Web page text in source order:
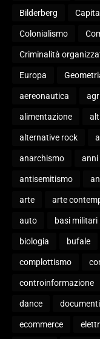
Bilderberg
Colonialismo
Criminalità
Europa
aereonautica
alimentazione
alternative rock
anarchismo anni
antisemitismo
arte arte
auto basi militari
biologia bufale
complottismo
controinformazione
dance documenti
ecommerce